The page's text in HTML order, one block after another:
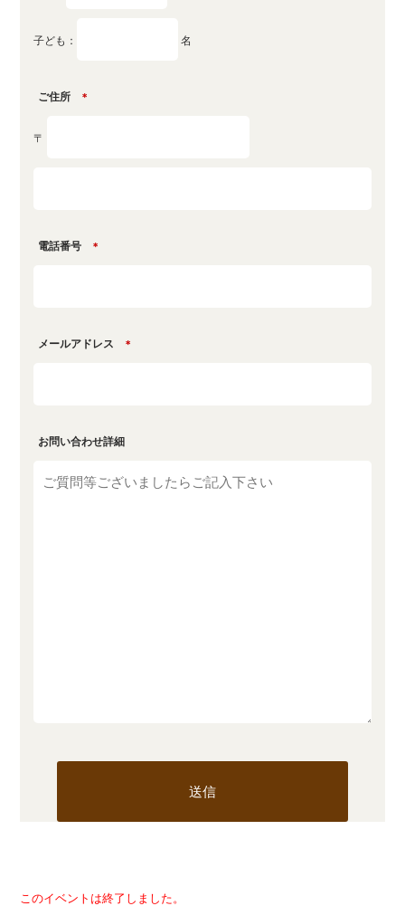
子ども： 名
ご住所 ＊
〒
電話番号 ＊
メールアドレス ＊
お問い合わせ詳細
このイベントは終了しました。